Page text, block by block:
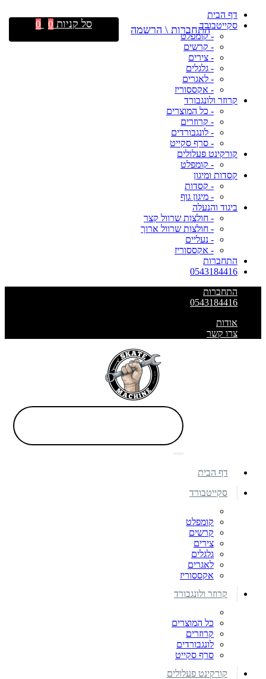
דף הבית
סקייטבורד
- קומפלט
- קרשים
- צירים
- גלגלים
- לאגרים
- אקססוריז
קרוזר ולונגבורד
- כל המוצרים
- קרוזרים
- לונגבורדים
- סרף סקייט
קורקינט פעלולים
- קומפלט
קסדות ומיגון
- קסדות
- מיגון גוף
ביגוד והנעלה
- חולצות שרוול קצר
- חולצות שרוול ארוך
- נעליים
- אקססוריז
התחברות
0543184416
התחברות
0543184416
אודות
צרו קשר
התחברות \ הרשמה סל קניות 0
0
דף הבית
סקייטבורד
קומפלט
קרשים
צירים
גלגלים
לאגרים
אקססוריז
קרוזר ולונגבורד
כל המוצרים
קרוזרים
לונגבורדים
סרף סקייט
קורקינט פעלולים